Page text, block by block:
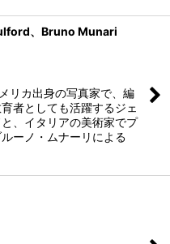
、Bruno Munari
リカ出身の写真家で、編
者としても活躍するジェ
、イタリアの美術家でプ
ーノ・ムナーリによる